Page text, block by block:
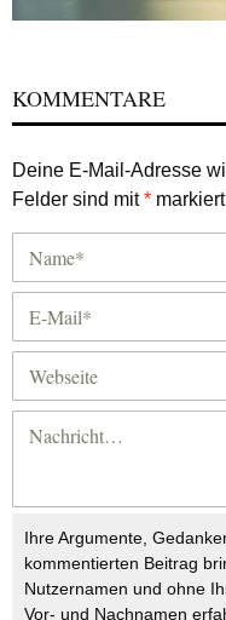
KOMMENTARE
Deine E-Mail-Adresse
Felder sind mit* markiert
Ihre Argumente,
kommentierten Beitrag
Nutzernamen und ohne
Vor- und Nachnamen